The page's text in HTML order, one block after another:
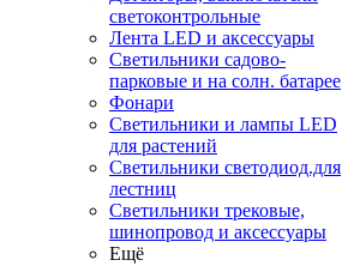
светоконтрольные
Лента LED и аксессуары
Светильники садово-
парковые и на солн. батарее
Фонари
Светильники и лампы LED
для растений
Светильники светодиод.для
лестниц
Светильники трековые,
шинопровод и аксессуары
Ещё